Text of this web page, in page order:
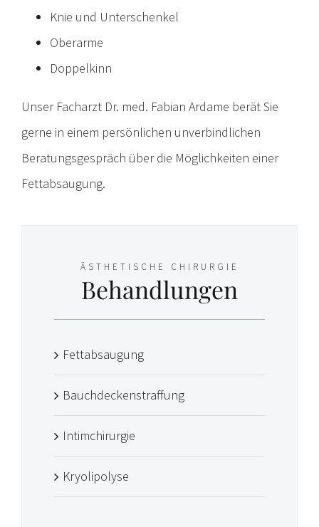
Knie und Unterschenkel
Oberarme
Doppelkinn
Unser Facharzt Dr. med. Fabian Ardame berät Sie
gerne in einem persönlichen unverbindlichen
Beratungsgespräch über die Möglichkeiten einer
Fettabsaugung.
ÄSTHETISCHE CHIRURGIE
Behandlungen
Fettabsaugung
Bauchdeckenstraffung
Intimchirurgie
Kryolipolyse